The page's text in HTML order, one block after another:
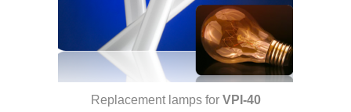
Replacement lamps for VPI-40